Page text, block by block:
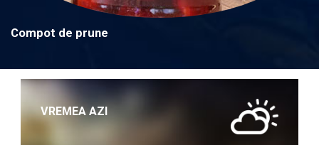
Compot de prune
VREMEA AZI